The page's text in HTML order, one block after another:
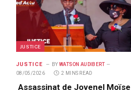
JUSTICE
JUSTICE BY WATSON AUDIBERT
08/05/2026
2 MINS READ
Assassinat de Jovenel Moïse